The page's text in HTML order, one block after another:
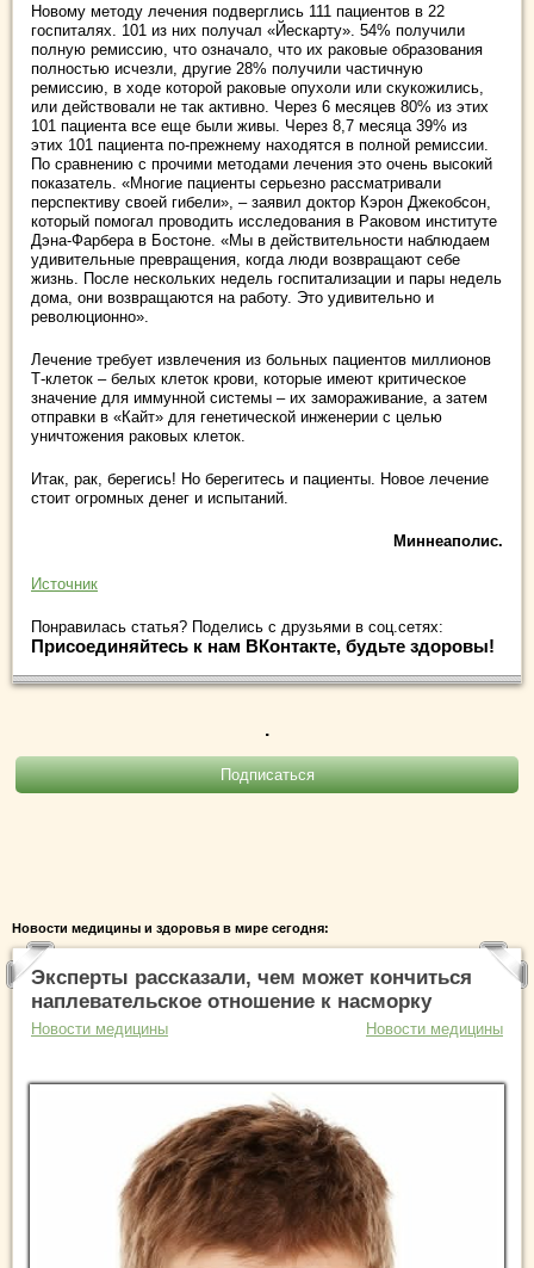
Новому методу лечения подверглись 111 пациентов в 22
госпиталях. 101 из них получал «Йескарту». 54% получили
полную ремиссию, что означало, что их раковые образования
полностью исчезли, другие 28% получили частичную
ремиссию, в ходе которой раковые опухоли или скукожились,
или действовали не так активно. Через 6 месяцев 80% из этих
101 пациента все еще были живы. Через 8,7 месяца 39% из
этих 101 пациента по-прежнему находятся в полной ремиссии.
По сравнению с прочими методами лечения это очень высокий
показатель. «Многие пациенты серьезно рассматривали
перспективу своей гибели», – заявил доктор Кэрон Джекобсон,
который помогал проводить исследования в Раковом институте
Дэна-Фарбера в Бостоне. «Мы в действительности наблюдаем
удивительные превращения, когда люди возвращают себе
жизнь. После нескольких недель госпитализации и пары недель
дома, они возвращаются на работу. Это удивительно и
революционно».
Лечение требует извлечения из больных пациентов миллионов
Т-клеток – белых клеток крови, которые имеют критическое
значение для иммунной системы – их замораживание, а затем
отправки в «Кайт» для генетической инженерии с целью
уничтожения раковых клеток.
Итак, рак, берегись! Но берегитесь и пациенты. Новое лечение
стоит огромных денег и испытаний.
Миннеаполис.
Источник
Понравилась статья? Поделись с друзьями в соц.сетях:
Присоединяйтесь к нам ВКонтакте, будьте здоровы!
.
Новости медицины и здоровья в мире сегодня:
Эксперты рассказали, чем может кончиться
наплевательское отношение к насморку
Новости медицины Новости медицины